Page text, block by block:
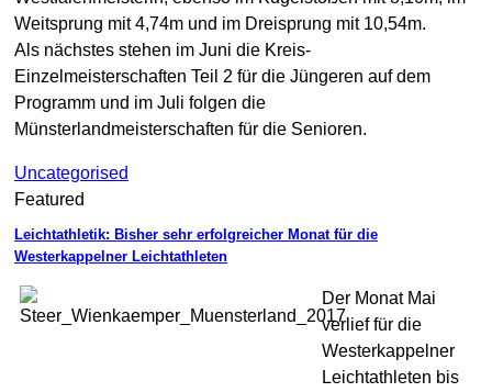
Weitsprung mit 4,74m und im Dreisprung mit 10,54m.
Als nächstes stehen im Juni die Kreis-
Einzelmeisterschaften Teil 2 für die Jüngeren auf dem
Programm und im Juli folgen die
Münsterlandmeisterschaften für die Senioren.
Uncategorised
Featured
Leichtathletik: Bisher sehr erfolgreicher Monat für die
Westerkappelner Leichtathleten
Der Monat Mai
verlief für die
Westerkappelner
Leichtathleten bis